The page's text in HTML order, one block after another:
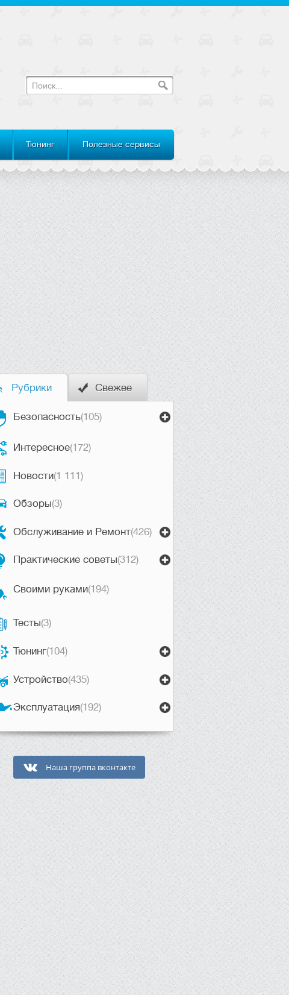
Тюнинг Полезные сервисы
Рубрики Свежее
Безопасность(105)
Интересное(172)
Новости(1 111)
Обзоры(3)
Обслуживание и Ремонт(426)
Практические советы(312)
Своими руками(194)
Тесты(3)
Тюнинг(104)
Устройство(435)
Эксплуатация(192)
Наша группа вконтакте